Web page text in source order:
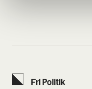
Fri Poli­tik